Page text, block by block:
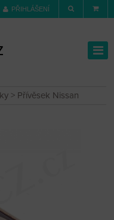
PŘIHLÁŠENÍ
> Přívěsek Nissan